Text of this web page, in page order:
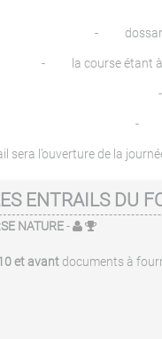
- dossard
- la course étant à
-
l’ouverture de la journée
ENTRAILS DU
NATURE-
et avant documents à